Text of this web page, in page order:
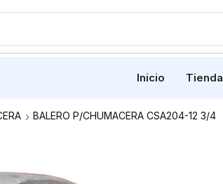
Inicio Tienda
BALERO P/CHUMACERA CSA204-12 3/4